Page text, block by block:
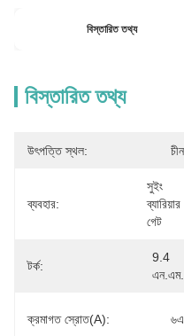
বিস্তারিত তথ্য
বিস্তারিত তথ্য
উৎপত্তি স্থল: চীন
ব্যবহার:
সুইং
ব্যারিয়ার
গেট
টর্ক:
9.4
এন.এম.
ক্রমাগত স্রোত(A): ৬এ